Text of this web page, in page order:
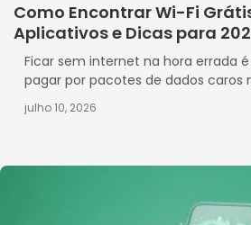
Como Encontrar Wi-Fi
Aplicativos e Dicas para
Ficar sem internet na hora errada
pagar por pacotes de dados caros
julho 10, 2026